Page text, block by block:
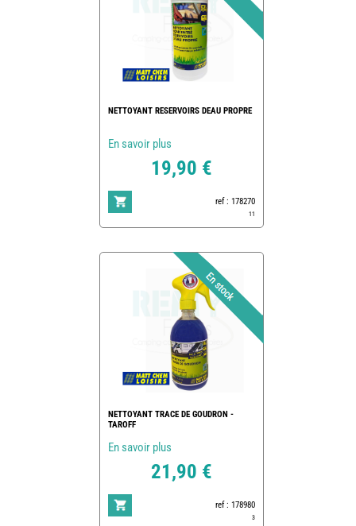
NETTOYANT RESERVOIRS DEAU PROPRE
En savoir plus
19,90 €
ref : 178270
11
NETTOYANT TRACE DE GOUDRON -
TAROFF
En savoir plus
21,90 €
ref : 178980
3